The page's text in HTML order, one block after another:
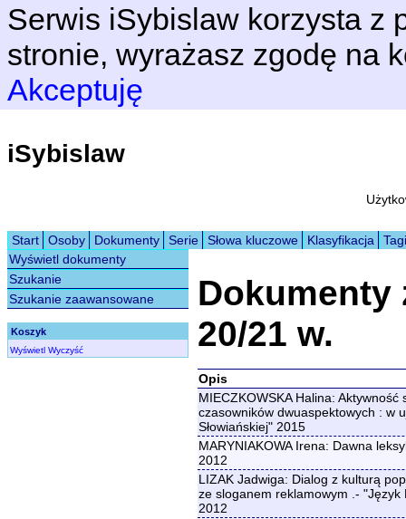
Serwis iSybislaw korzysta z
stronie, wyrażasz zgodę na
Akceptuję
iSybislaw
Start Osoby Dokumenty Serie Słowa kluczowe Klasyfikacja
Tagi
Wyświetl dokumenty
Szukanie
Szukanie zaawansowane
Koszyk
Wyświetl Wyczyść
Dokumenty
20/21 w.
Opis
MIECZKOWSKA Halina: Aktywność
czasowników dwuaspektowych : w
Słowiańskiej" 2015
MARYNIAKOWA Irena: Dawna
2012
LIZAK Jadwiga: Dialog z kulturą
ze sloganem reklamowym .- "Język
2012